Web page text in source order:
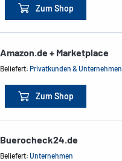
Zum Shop
Amazon.de + Marketplace
Beliefert:Privatkunden & Unternehmen
Zum Shop
Buerocheck24.de
Beliefert:Unternehmen